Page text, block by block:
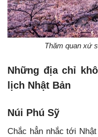
Thăm quan xứ
Những địa chỉ
lịch Nhật Bản
Núi Phú Sỹ
Chắc hẳn nhắc tới